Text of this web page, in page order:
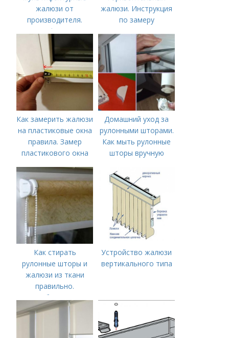
жалюзи от
производителя.
Мультифактурные
жалюзи
жалюзи. Инструкция
по замеру
жалюзи
Как замерить жалюзи
на пластиковые окна
правила. Замер
пластикового окна
жалюзи
Домашний уход за
рулонными шторами.
Как мыть рулонные
шторы вручную
Как стирать
рулонные шторы и
жалюзи из ткани
правильно.
Особенности
рулонных штор
Устройство жалюзи
вертикального типа